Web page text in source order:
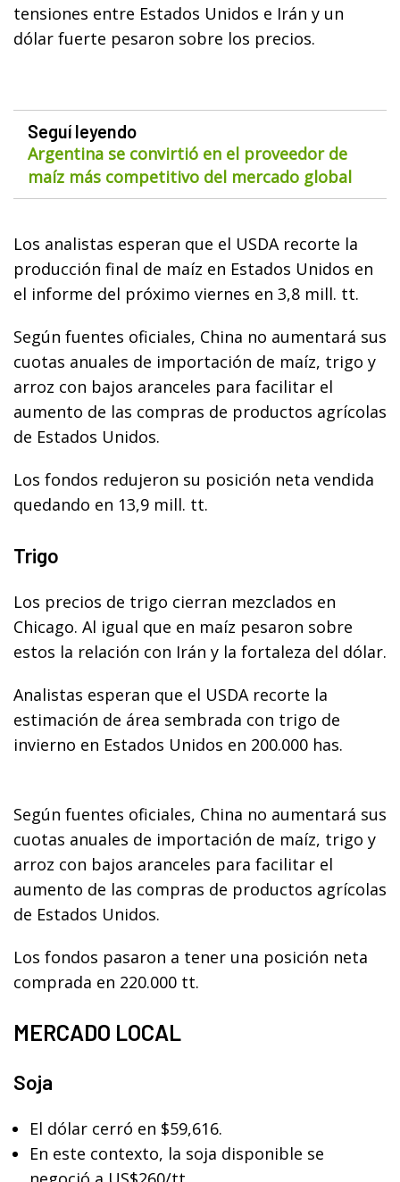
tensiones entre Estados Unidos e Irán y un
dólar fuerte pesaron sobre los precios.
Seguí leyendo
Argentina se convirtió en el proveedor de
maíz más competitivo del mercado global
Los analistas esperan que el USDA recorte la
producción final de maíz en Estados Unidos en
el informe del próximo viernes en 3,8 mill. tt.
Según fuentes oficiales, China no aumentará sus
cuotas anuales de importación de maíz, trigo y
arroz con bajos aranceles para facilitar el
aumento de las compras de productos agrícolas
de Estados Unidos.
Los fondos redujeron su posición neta vendida
quedando en 13,9 mill. tt.
Trigo
Los precios de trigo cierran mezclados en
Chicago. Al igual que en maíz pesaron sobre
estos la relación con Irán y la fortaleza del dólar.
Analistas esperan que el USDA recorte la
estimación de área sembrada con trigo de
invierno en Estados Unidos en 200.000 has.
Según fuentes oficiales, China no aumentará sus
cuotas anuales de importación de maíz, trigo y
arroz con bajos aranceles para facilitar el
aumento de las compras de productos agrícolas
de Estados Unidos.
Los fondos pasaron a tener una posición neta
comprada en 220.000 tt.
MERCADO LOCAL
Soja
El dólar cerró en $59,616.
En este contexto, la soja disponible se